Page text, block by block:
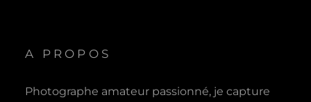
A PROPOS
Photographe amateur passionné, je capture